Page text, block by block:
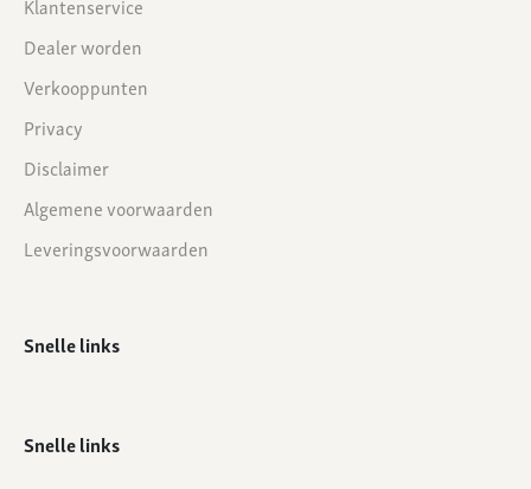
Dealer worden
Verkooppunten
Privacy
Disclaimer
Algemene voorwaarden
Leveringsvoorwaarden
Snelle links
Snelle links